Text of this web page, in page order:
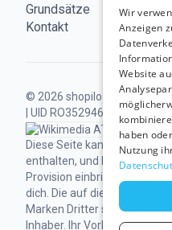
Grundsätze
Kontakt
© 2026 shopilo.at.Betrieben
| UID RO35294618.
Alle
Diese Seite kann Links zu
enthalten, und Einkäufe
Provision einbringen, ohne
dich. Die auf dieser Website
Marken Dritter sind
Inhaber. Ihr Vorhandensein
Wir
Anzeigen
Website
haben
Nutzung